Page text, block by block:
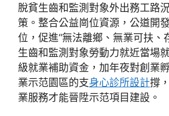
脫貧生齒和監測對象外出務工路
策。整合公益崗位資源，公道開
位，促進“無法離鄉、無業可扶、
生齒和監測對象勞動力就近當場
級就業補助資金，加年夜對創業
業示范園區的支身心診所設計撐
業服務才能晉陞示范項目建設。